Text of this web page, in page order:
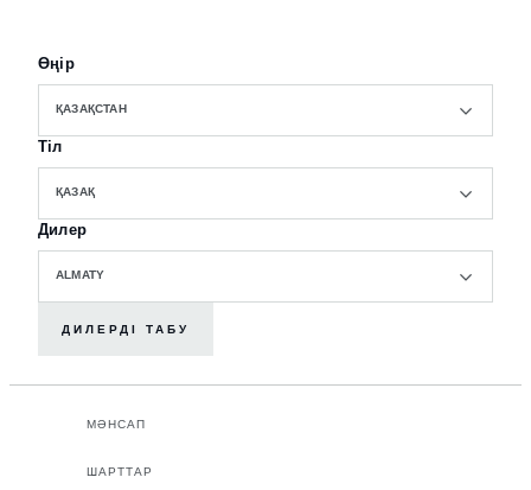
Өңір
ҚАЗАҚСТАН
Тіл
ҚАЗАҚ
Дилер
ALMATY
ДИЛЕРДІ ТАБУ
МӘНСАП
ШАРТТАР